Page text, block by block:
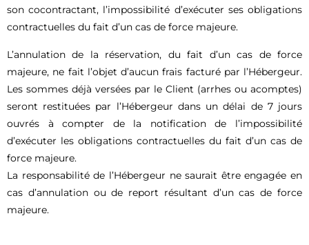
son cocontractant, l’impossibilité d’exécuter ses obligations
contractuelles du fait d’un cas de force majeure.
L’annulation de la réservation, du fait d’un cas de force
majeure, ne fait l’objet d’aucun frais facturé par l’Hébergeur.
Les sommes déjà versées par le Client (arrhes ou acomptes)
seront restituées par l’Hébergeur dans un délai de 7 jours
ouvrés à compter de la notification de l’impossibilité
d’exécuter les obligations contractuelles du fait d’un cas de
force majeure.
La responsabilité de l’Hébergeur ne saurait être engagée en
cas d’annulation ou de report résultant d’un cas de force
majeure.